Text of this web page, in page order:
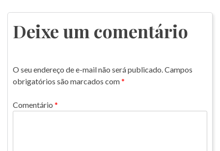
de
Post
Deixe um comentário
O seu endereço de e-mail não será publicado. Campos
obrigatórios são marcados com*
Comentário *